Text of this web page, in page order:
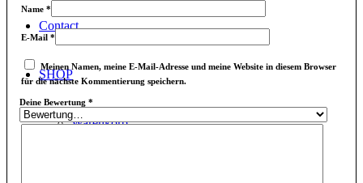
Contact
SHOP
Warenkorb
Name *
E-Mail *
Meinen Namen, meine E-Mail-Adresse und meine Website in diesem Browser
für die nächste Kommentierung speichern.
Deine Bewertung *